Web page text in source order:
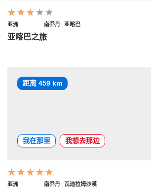
亚洲 南乔丹 亚喀巴
亚喀巴之旅
距离 459 km
我在那里 我想去那边
亚洲 南乔丹 瓦迪拉姆沙漠